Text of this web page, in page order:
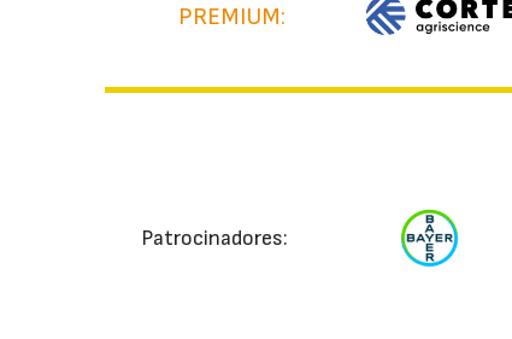
PREMIUM:
Patrocinadores: